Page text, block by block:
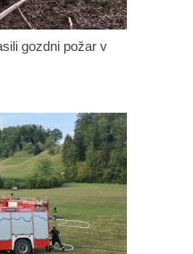
gozdni požar v